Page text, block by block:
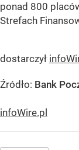
ponad 800
Strefach
dostarczył
Źródło: Bank
infoWire.pl